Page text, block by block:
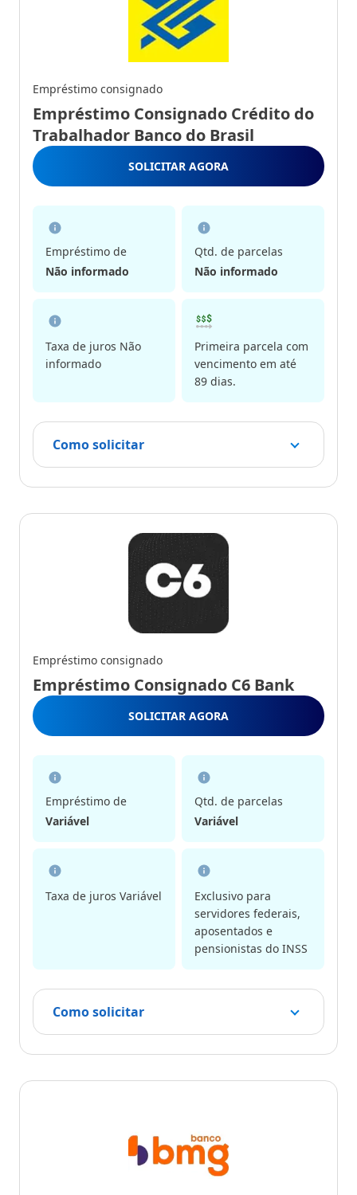
Empréstimo consignado
Empréstimo Consignado Crédito do
Trabalhador Banco do Brasil
SOLICITAR AGORA
Empréstimo de
Não informado
Qtd. de parcelas
Não informado
Taxa de juros Não
informado
Primeira parcela com
vencimento em até
89 dias.
Como solicitar
Empréstimo consignado
Empréstimo Consignado C6 Bank
SOLICITAR AGORA
Empréstimo de
Variável
Qtd. de parcelas
Variável
Taxa de juros Variável
Exclusivo para
servidores federais,
aposentados e
pensionistas do INSS
Como solicitar